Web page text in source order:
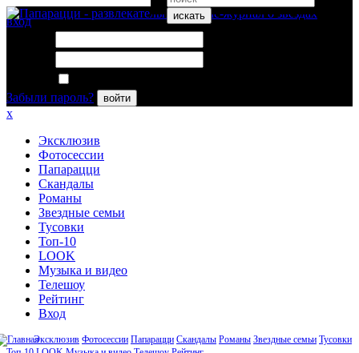
искать
вход
Забыли пароль?
войти
x
Эксклюзив
Фотосессии
Папарацци
Скандалы
Романы
Звездные семьи
Тусовки
Топ-10
LOOK
Музыка и видео
Телешоу
Рейтинг
Вход
Эксклюзив Фотосессии Папарацци Скандалы Романы Звездные семьи Тусовки